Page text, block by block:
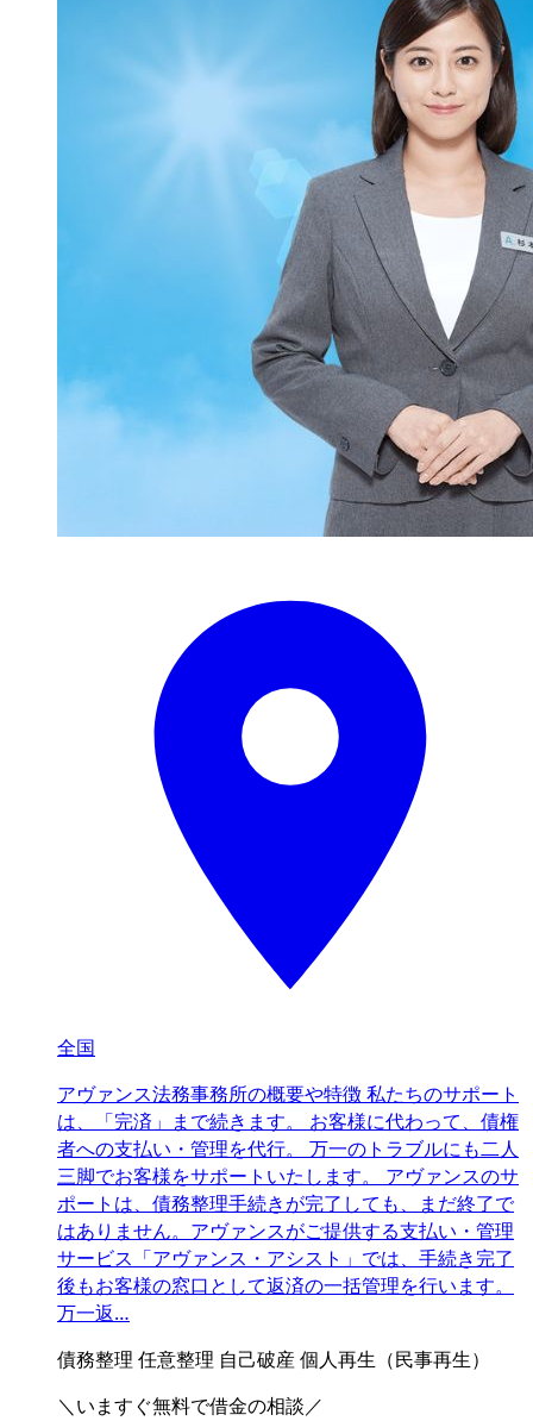
全国
アヴァンス法務事務所の概要や特徴 私たちのサポート
は、「完済」まで続きます。 お客様に代わって、債権
者への支払い・管理を代行。 万一のトラブルにも二人
三脚でお客様をサポートいたします。 アヴァンスのサ
ポートは、債務整理手続きが完了しても、まだ終了で
はありません。アヴァンスがご提供する支払い・管理
サービス「アヴァンス・アシスト」では、手続き完了
後もお客様の窓口として返済の一括管理を行います。
万一返…
債務整理 任意整理 自己破産個人再生（民事再生）
＼いますぐ無料で借金の相談／